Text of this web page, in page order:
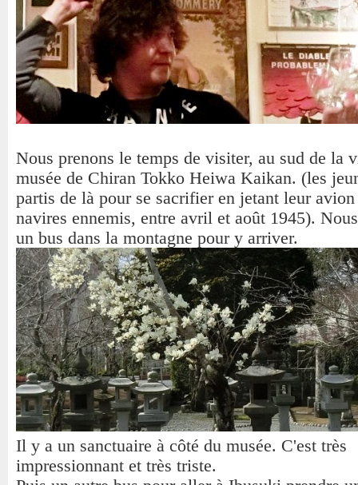
Nous prenons le temps de visiter, au sud de la
musée de Chiran Tokko Heiwa Kaikan. (les
partis de là pour se sacrifier en jetant leur
navires ennemis, entre avril et août 1945).
un bus dans la montagne pour y arriver.
Il y a un sanctuaire à côté du musée. C'est très
impressionnant et très triste.